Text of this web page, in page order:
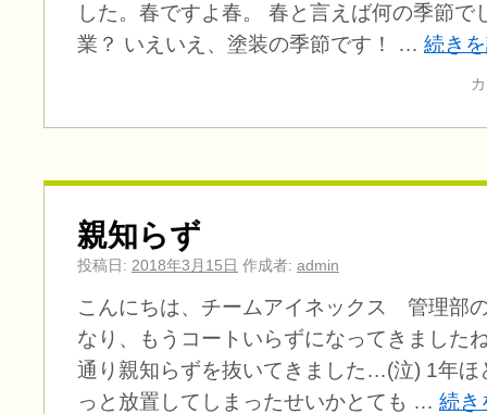
した。春ですよ春。 春と言えば何の季節で
業？ いえいえ、塗装の季節です！ … 続き
親知らず
投稿日: 2018年3月15日 作成者: admin
こんにちは、チームアイネックス 管理部
なり、もうコートいらずになってきました
通り親知らずを抜いてきました…(泣) 1年ほ
っと放置してしまったせいかとても … 続